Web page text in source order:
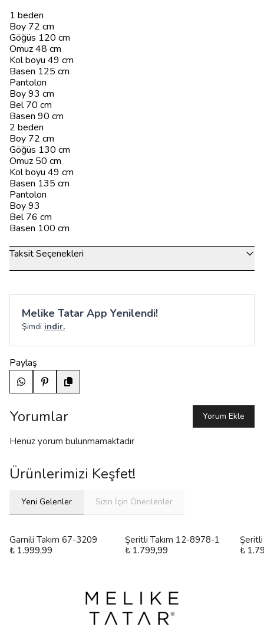
1 beden
Boy 72 cm
Göğüs 120 cm
Omuz 48 cm
Kol boyu 49 cm
Basen 125 cm
Pantolon
Boy 93 cm
Bel 70 cm
Basen 90 cm
2 beden
Boy 72 cm
Göğüs 130 cm
Omuz 50 cm
Kol boyu 49 cm
Basen 135 cm
Pantolon
Boy 93
Bel 76 cm
Basen 100 cm
Taksit Seçenekleri
Melike Tatar App Yenilendi!
Şimdi indir.
Paylaş
Yorumlar Yorum Ekle
Henüz yorum bulunmamaktadır
Ürünlerimizi Keşfet!
Yeni Gelenler Sizin İçin Önerilenler
Garnili Takım 67-3209
₺ 1.999,99
Şeritli Takım 12-8978-1
₺ 1.799,99
₺